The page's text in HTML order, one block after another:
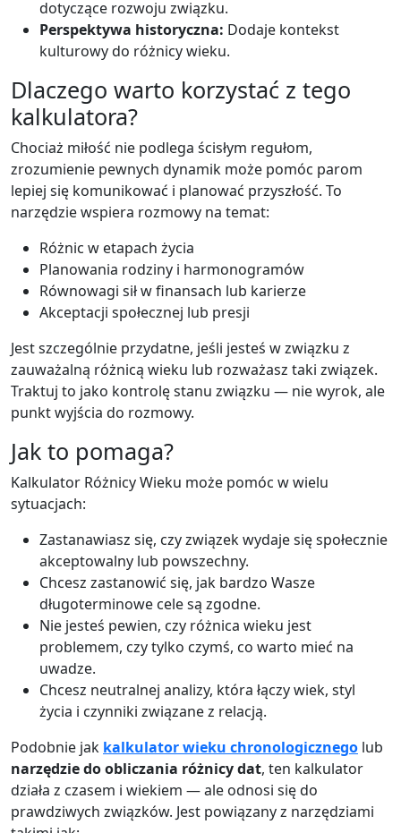
dotyczące rozwoju związku.
Perspektywa historyczna: Dodaje kontekst
kulturowy do różnicy wieku.
Dlaczego warto korzystać z tego
kalkulatora?
Chociaż miłość nie podlega ścisłym regułom,
zrozumienie pewnych dynamik może pomóc parom
lepiej się komunikować i planować przyszłość. To
narzędzie wspiera rozmowy na temat:
Różnic w etapach życia
Planowania rodziny i harmonogramów
Równowagi sił w finansach lub karierze
Akceptacji społecznej lub presji
Jest szczególnie przydatne, jeśli jesteś w związku z
zauważalną różnicą wieku lub rozważasz taki związek.
Traktuj to jako kontrolę stanu związku — nie wyrok, ale
punkt wyjścia do rozmowy.
Jak to pomaga?
Kalkulator Różnicy Wieku może pomóc w wielu
sytuacjach:
Zastanawiasz się, czy związek wydaje się społecznie
akceptowalny lub powszechny.
Chcesz zastanowić się, jak bardzo Wasze
długoterminowe cele są zgodne.
Nie jesteś pewien, czy różnica wieku jest
problemem, czy tylko czymś, co warto mieć na
uwadze.
Chcesz neutralnej analizy, która łączy wiek, styl
życia i czynniki związane z relacją.
Podobnie jak kalkulator wieku chronologicznego lub
narzędzie do obliczania różnicy dat, ten kalkulator
działa z czasem i wiekiem — ale odnosi się do
prawdziwych związków. Jest powiązany z narzędziami